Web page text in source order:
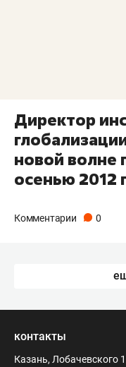
Директор
новой волне
осенью 2012
Комментарии 0
контакты
Казань, Лобачевского